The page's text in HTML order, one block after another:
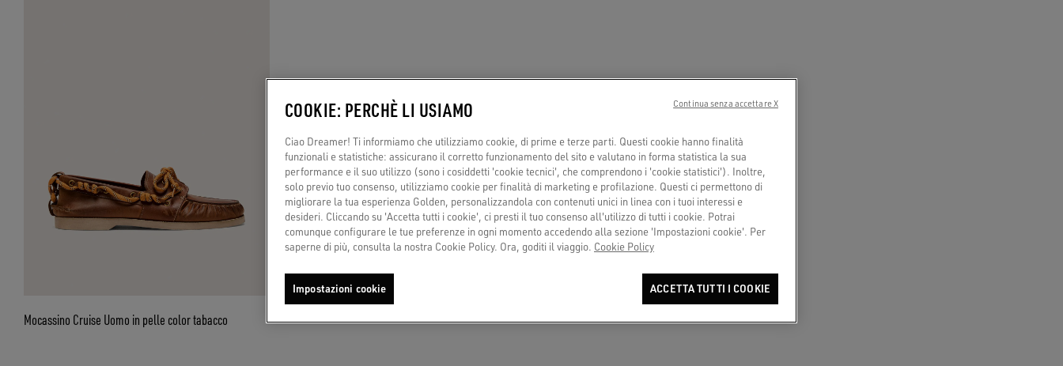
Mocassino Cruise Uomo in pelle color tabacco
COOKIE: PERCHÈ LI USIAMO
Ciao Dreamer! Ti informiamo che utilizziamo cookie, di prime e terze parti. Questi cookie hanno finalità
funzionali e statistiche: assicurano il corretto funzionamento del sito e valutano in forma statistica la sua
performance e il suo utilizzo (sono i cosiddetti 'cookie tecnici', che comprendono i 'cookie statistici'). Inoltre,
solo previo tuo consenso, utilizziamo cookie per finalità di marketing e profilazione. Questi ci permettono di
migliorare la tua esperienza Golden, personalizzandola con contenuti unici in linea con i tuoi interessi e
desideri. Cliccando su 'Accetta tutti i cookie', ci presti il tuo consenso all'utilizzo di tutti i cookie. Potrai
comunque configurare le tue preferenze in ogni momento accedendo alla sezione 'Impostazioni cookie'. Per
saperne di più, consulta la nostra Cookie Policy. Ora, goditi il viaggio. Cookie Policy
Impostazioni cookie ACCETTA TUTTI I COOKIE
Continua senza accettare X